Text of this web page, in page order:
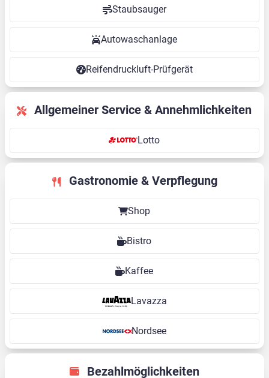
Staubsauger
Autowaschanlage
Reifendruckluft-Prüfgerät
Allgemeiner Service & Annehmlichkeiten
Lotto
Gastronomie & Verpflegung
Shop
Bistro
Kaffee
Lavazza
Nordsee
Bezahlmöglichkeiten